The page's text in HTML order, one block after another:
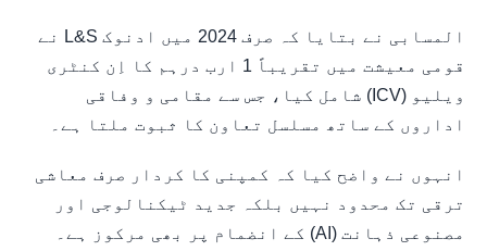
المسابی نے بتایا کہ صرف 2024 میں ادنوک L&S نے
قومی معیشت میں تقریباً 1 ارب درہم کا اِن کنٹری
ویلیو (ICV) شامل کیا، جس سے مقامی و وفاقی
اداروں کے ساتھ مسلسل تعاون کا ثبوت ملتا ہے۔
انہوں نے واضح کیا کہ کمپنی کا کردار صرف معاشی
ترقی تک محدود نہیں بلکہ جدید ٹیکنالوجی اور
مصنوعی ذہانت (AI) کے انضمام پر بھی مرکوز ہے۔